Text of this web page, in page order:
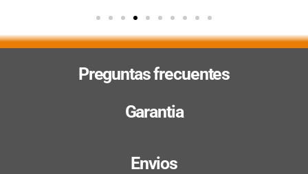
Preguntas frecuentes
Garantia
Envios